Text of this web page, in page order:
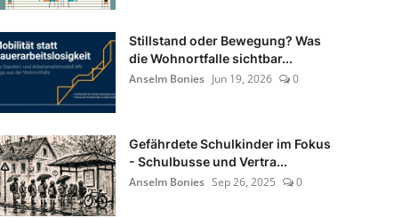
Stillstand oder Bewegung? Was
die Wohnortfalle sichtbar...
Anselm Bonies Jun 19, 2026 0
Gefährdete Schulkinder im Fokus
- Schulbusse und Vertra...
Anselm Bonies Sep 26, 2025 0